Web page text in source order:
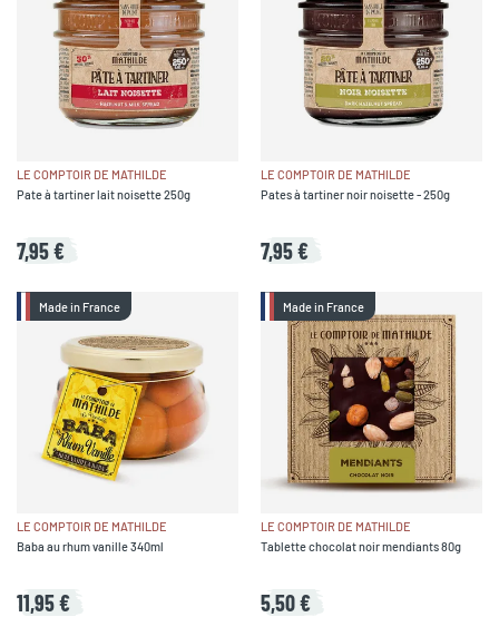
LE COMPTOIR DE MATHILDE
Pate à tartiner lait noisette 250g
7,95 €
LE COMPTOIR DE MATHILDE
Pates à tartiner noir noisette - 250g
7,95 €
Made in France
LE COMPTOIR DE MATHILDE
Baba au rhum vanille 340ml
11,95 €
Made in France
LE COMPTOIR DE MATHILDE
Tablette chocolat noir mendiants 80g
5,50 €